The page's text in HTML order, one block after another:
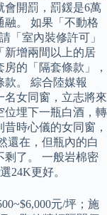
會開罰，罰鍰是6萬
融。 如果「不動格
「室內裝修許可」
新增兩間以上的居
的「隔套條款」，
款。 綜合陸媒報
名女同窗，立志將來
位埋下一瓶白酒，轉
時心儀的女同窗，
還在，但瓶內的白
剩了。 一般岩棉密
24K更好。
元/坪；施